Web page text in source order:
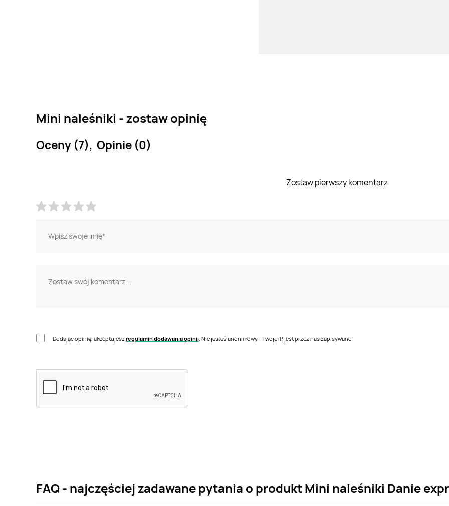
Mini naleśniki - zostaw opinię
Oceny (7), Opinie (0)
Zostaw pierwszy komentarz
Dodając opinię, akceptujeszregulamin dodawania opinii . Nie jesteś anonimowy - Twoje IP jest przez nas zapisywane.
FAQ - najczęściej zadawane pytania o produkt Mini naleśniki Danie